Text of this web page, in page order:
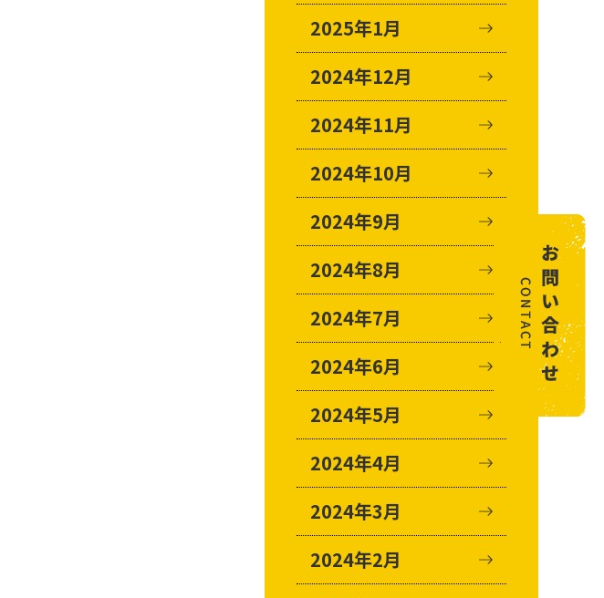
2025年1月
2024年12月
2024年11月
2024年10月
2024年9月
2024年8月
2024年7月
2024年6月
2024年5月
2024年4月
2024年3月
2024年2月